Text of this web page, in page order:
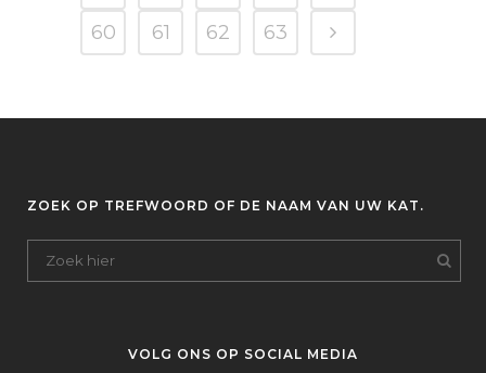
60
61 62 63
ZOEK OP TREFWOORD OF DE NAAM VAN UW KAT.
VOLG ONS OP SOCIAL MEDIA